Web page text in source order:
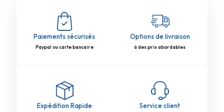
Paiements sécurisés
Paypal ou carte bancaire
Options de livraison
à des prix abordables
Expédition Rapide Service client